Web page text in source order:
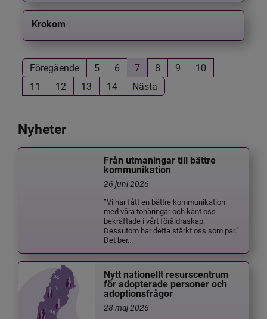
Krokom
Föregående 5 6 7 8 9
10
11
12 13 14 Nästa
Nyheter
Från utmaningar till bättre
kommunikation
26 juni 2026
”Vi har fått en bättre kommunikation
med våra tonåringar och känt oss
bekräftade i vårt föräldraskap.
Dessutom har detta stärkt oss som par.”
Det ber...
Nytt nationellt resurscentrum
för adopterade personer och
adoptionsfrågor
28 maj 2026